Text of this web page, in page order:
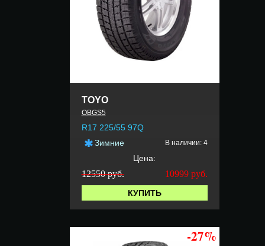
TOYO
OBGS5
R17 225/55 97Q
Зимние
В наличии: 4
Цена:
12550 руб. 10999 руб.
КУПИТЬ
-27%